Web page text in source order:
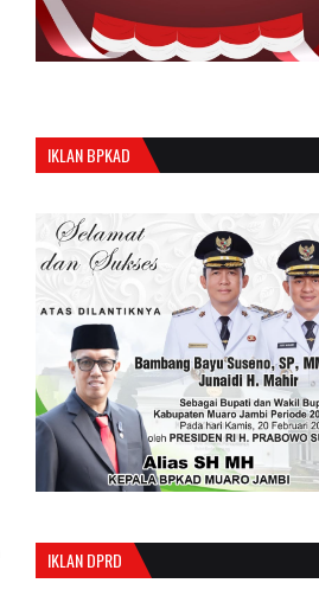
IKLAN BPKAD
IKLAN DPRD